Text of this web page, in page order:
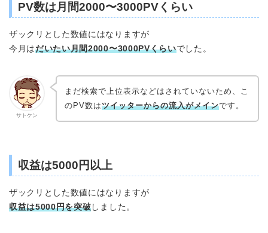
PV数は月間2000〜3000PVくらい
ザックリとした数値にはなりますが
今月はだいたい月間2000〜3000PVくらいでした。
サトケン
まだ検索で上位表示などはされていないため、こ
のPV数はツイッターからの流入がメインです。
収益は5000円以上
ザックリとした数値にはなりますが
収益は5000円を突破 しました。